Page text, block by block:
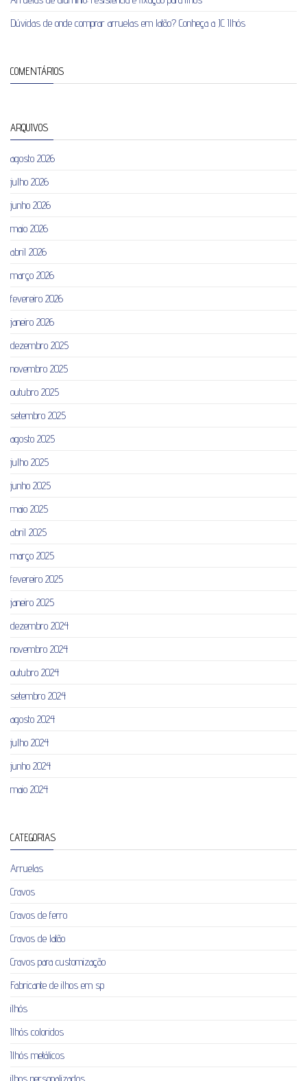
Dúvidas de onde comprar arruelas em latão? Conheça a JC Ilhós
COMENTÁRIOS
ARQUIVOS
agosto 2026
julho 2026
junho 2026
maio 2026
abril 2026
março 2026
fevereiro 2026
janeiro 2026
dezembro 2025
novembro 2025
outubro 2025
setembro 2025
agosto 2025
julho 2025
junho 2025
maio 2025
abril 2025
março 2025
fevereiro 2025
janeiro 2025
dezembro 2024
novembro 2024
outubro 2024
setembro 2024
agosto 2024
julho 2024
junho 2024
maio 2024
CATEGORIAS
Arruelas
Cravos
Cravos de ferro
Cravos de latão
Cravos para customização
Fabricante de ilhos em sp
ilhós
Ilhós coloridos
Ilhós metálicos